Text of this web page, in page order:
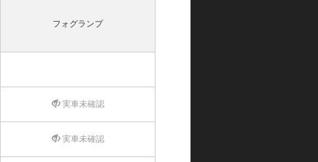
フォグランプ
実車未確認
実車未確認